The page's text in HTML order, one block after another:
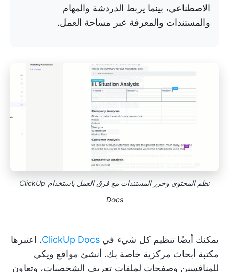
الاصطناعي، بينما يربط الدردشة والمهام
والمستندات والمعرفة عبر مساحة العمل.
نظم المحتوى وحرر المستندات مع فرق العمل باستخدام ClickUp
Docs
يمكنك أيضًا تنظيم كل شيء في ClickUp Docs. اعتبرها
مكتبة أبحاث مركزية خاصة بك. أنشئ مواقع ويكي
للمنافسين وصفحات لملفات تعريف الشخصيات، وتعاون